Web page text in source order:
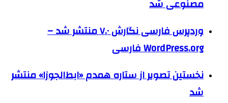
مصنوعی شد
وردپرس فارسی نگارش ۷.۰ منتشر شد –
WordPress.org فارسی
نخستین تصویر از ستاره همدم «ابط‌الجوزا» منتشر
شد